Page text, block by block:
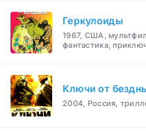
Геркулоиды
1967, США,
фантастика,
Ключи от
2004, Россия,